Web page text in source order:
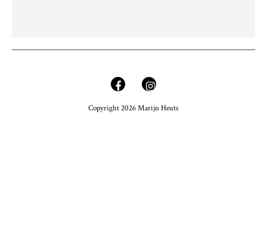
Copyright 2026 Marijn Heuts